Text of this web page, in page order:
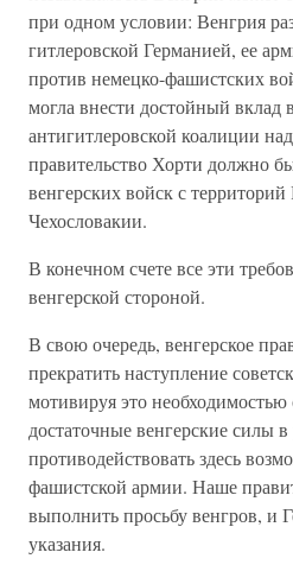
при одном условии: Венгрия
гитлеровской Германией, ее
против немецко-фашистских
могла внести достойный
антигитлеровской коалиции
правительство Хорти должно
венгерских войск с
Чехословакии.
В конечном счете все эти
венгерской стороной.
В свою очередь, венгерское
прекратить наступление
мотивируя это необходимостью
достаточные венгерские силы
противодействовать здесь
фашистской армии. Наше
выполнить просьбу венгров, и
указания.